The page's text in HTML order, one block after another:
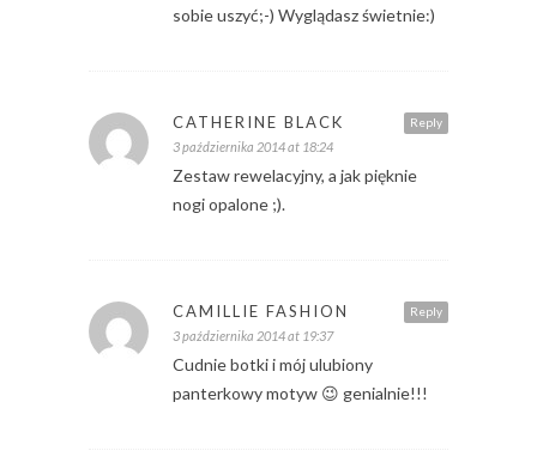
sobie uszyć;-) Wyglądasz świetnie:)
Reply
CATHERINE BLACK
3 października 2014 at 18:24
Zestaw rewelacyjny, a jak pięknie
nogi opalone ;).
Reply
CAMILLIE FASHION
3 października 2014 at 19:37
Cudnie botki i mój ulubiony
panterkowy motyw 😉 genialnie!!!